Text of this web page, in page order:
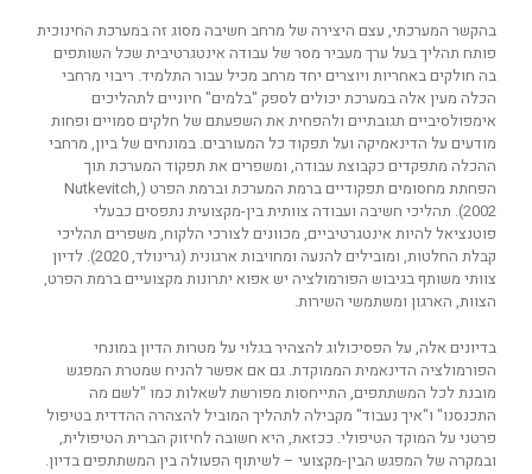
בהקשר המערכתי, עצם היצירה של מרחב חשיבה מסוג זה במערכת החינוכית
פותח תהליך בעל ערך מעביר מסר של עבודה אינטגרטיבית שכל השותפים
בה חולקים באחריות ויוצרים יחד מרחב מכיל עבור התלמיד. ריבוי מרחבי
הכלה מעין אלה במערכת יכולים לספק "בלמים" חיוניים לתהליכים
אימפולסיביים תגובתיים ולהפחית את השפעתם של חלקים סמויים ופחות
מודעים על הדינאמיקה ועל תפקוד כל המעורבים. במונחים של ביון, מרחבי
ההכלה מתפקדים כקבוצת עבודה, ומשפרים את תפקוד המערכת תוך
הפחתת מחסומים תפקודיים ברמת המערכת וברמת הפרט (Nutkevitch,
2002). תהליכי חשיבה ועבודה צוותית בין-מקצועית נתפסים כבעלי
פוטנציאל להיות אינטגרטיביים, מכוונים לצורכי הלקוח, משפרים תהליכי
קבלת החלטות, ומובילים להנעה ומחויבות ארגונית (גרינולד, 2020). לדיון
צוותי משותף בגיבוש הפורמולציה יש אפוא יתרונות מקצועיים ברמת הפרט,
הצוות, הארגון ומשתמשי השירות.
בדיונים אלה, על הפסיכולוג להצהיר בגלוי על מטרות הדיון במונחי
הפורמולציה הדינאמית הממוקדת. גם אם אפשר להניח שמטרת המפגש
מובנת לכל המשתתפים, התייחסות מפורשת לשאלות כמו "לשם מה
התכנסנו" ו"איך נעבוד" מקבילה לתהליך המוביל להצהרה ההדדית בטיפול
פרטני על המוקד הטיפולי. ככזאת, היא חשובה לחיזוק הברית הטיפולית,
ובמקרה של המפגש הבין-מקצועי – לשיתוף הפעולה בין המשתתפים בדיון.